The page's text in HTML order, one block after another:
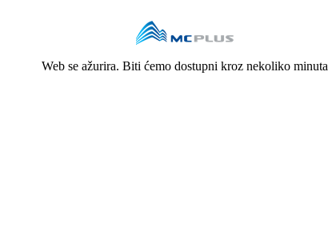
Web se ažurira. Biti ćemo dostupni kroz nekoliko minuta